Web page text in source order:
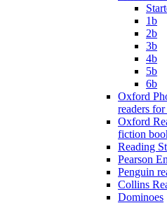
1b
2b
3b
4b
5b
6b
Oxford
readers
Oxford
fiction
Reading
Pearson
Penguin
Collins
Dominoes